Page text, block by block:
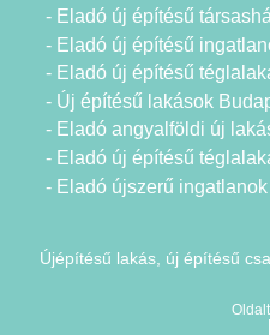
- Eladó új építésű
- Eladó új építésű
- Eladó új építésű
- Új építésű lakások
- Eladó angyalföldi új
- Eladó új építésű
- Eladó újszerű ingatlanok
Újépítésű lakás, új építésű